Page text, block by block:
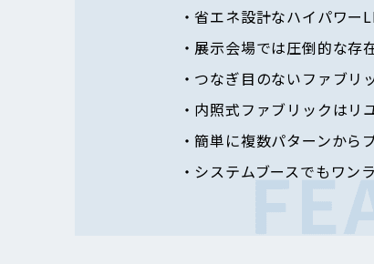
・省エネ設計なハイパワー
・展示会場では圧倒的な存
・つなぎ目のないファブリ
・内照式ファブリックはリ
・簡単に複数パターンから
・システムブースでもワン